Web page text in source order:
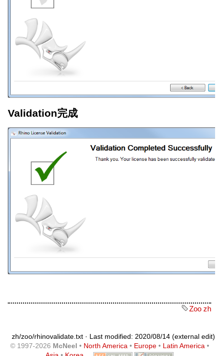
Validation完成
Zoo zh
zh/zoo/rhinovalidate.txt · Last modified: 2020/08/14 (external edit)
© 1997-2026 McNeel • North America• Europe• Latin America•